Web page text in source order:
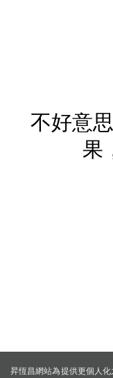
不好意
果
昇恆昌網站為提供更個人